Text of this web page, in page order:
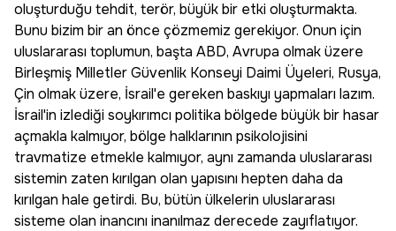
oluşturduğu tehdit, terör, büyük bir etki oluşturmakta.
Bunu bizim bir an önce çözmemiz gerekiyor. Onun için
uluslararası toplumun, başta ABD, Avrupa olmak üzere
Birleşmiş Milletler Güvenlik Konseyi Daimi Üyeleri, Rusya,
Çin olmak üzere, İsrail'e gereken baskıyı yapmaları lazım.
İsrail'in izlediği soykırımcı politika bölgede büyük bir hasar
açmakla kalmıyor, bölge halklarının psikolojisini
travmatize etmekle kalmıyor, aynı zamanda uluslararası
sistemin zaten kırılgan olan yapısını hepten daha da
kırılgan hale getirdi. Bu, bütün ülkelerin uluslararası
sisteme olan inancını inanılmaz derecede zayıflatıyor.